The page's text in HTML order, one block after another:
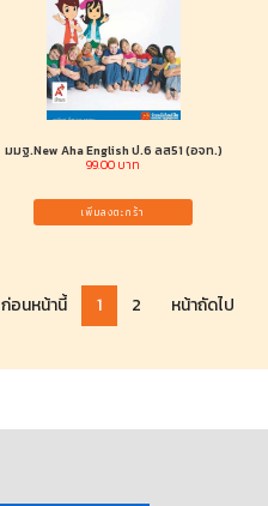
มมฐ.New Aha English ป.6 ลส51 (อจท.)
99.00 บาท
เพิ่มลงตะกร้า
ก่อนหน้านี้ 1 2 หน้าถัดไป